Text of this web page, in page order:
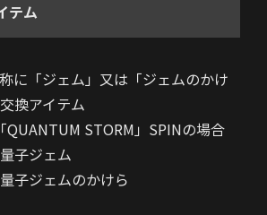
テム
に「ジェム」又は「ジェムのかけ
換アイテム
QUANTUM STORM」SPINの場合
量子ジェム
量子ジェムのかけら